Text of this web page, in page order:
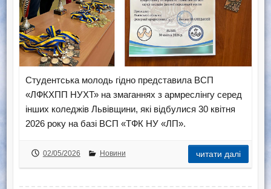
Студентська молодь гідно представила ВСП
«ЛФКХПП НУХТ» на змаганнях з армреслінгу серед
інших коледжів Львівщини, які відбулися 30 квітня
2026 року на базі ВСП «ТФК НУ «ЛП».
02/05/2026 Новини читати далі